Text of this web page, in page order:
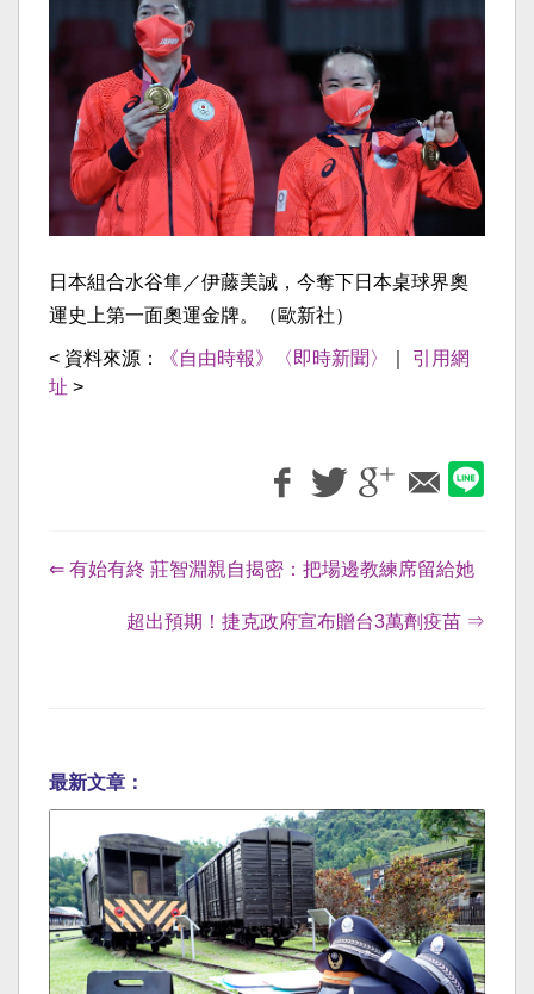
日本組合水谷隼／伊藤美誠，今奪下日本桌球界奧
運史上第一面奧運金牌。（歐新社）
< 資料來源： 《自由時報》〈即時新聞〉
引用網
址 >
⇐ 有始有終 莊智淵親自揭密：把場邊教練席留給她
超出預期！捷克政府宣布贈台3萬劑疫苗 ⇒
最新文章：